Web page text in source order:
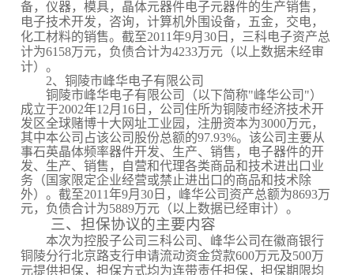
备，仪器，模具，晶体元器件电子元器件的生产销售，
电子技术开发，咨询，计算机外围设备，五金，交电，
化工材料的销售。截至2011年9月30 日，三科电子资产总
计为6158万元，负债合计为4233万元（以上数据未经审
计）。
2、铜陵市峰华电子有限公司
铜陵市峰华电子有限公司（以下简称"峰华公司"）
成立于2002年12月 16 日，公司住所为铜陵市经济技术开
发区全球赌博十大网址工业园，注册资本为3000万元，
其中本公司占该公司股份总额的97.93%。该公司主要从
事石英晶体频率器件开发、生产、销售，电子器件的开
发、生产、销售，自营和代理各类商品和技术进出口业
务（国家限定企业经营或禁止进出口的商品和技术除
外）。截至2011年9月30 日，峰华公司资产总额为8693万
元，负债合计为5889万元（以上数据已经审计）。
三、担保协议的主要内容
本次为控股子公司三科公司、峰华公司在徽商银行
铜陵分行北京路支行申请流动资金贷款600万元及500万
元提供担保，担保方式均为连带责任担保，担保期限均